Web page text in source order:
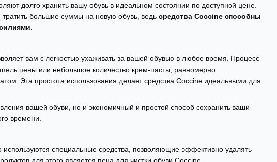
долго хранить вашу обувь в идеальном состоянии по доступной цене.
большие суммы на новую обувь, ведь средства Coccine способны
вам с легкостью ухаживать за вашей обувью в любое время. Процесс
пены или небольшое количество крем-пасты, равномерно
Эта простота использования делает средства Coccine идеальными для
вашей обуви, но и экономичный и простой способ сохранить ваши
времени.
специальные средства, позволяющие эффективно удалять
для этого является пена для чистки обуви Coccine.